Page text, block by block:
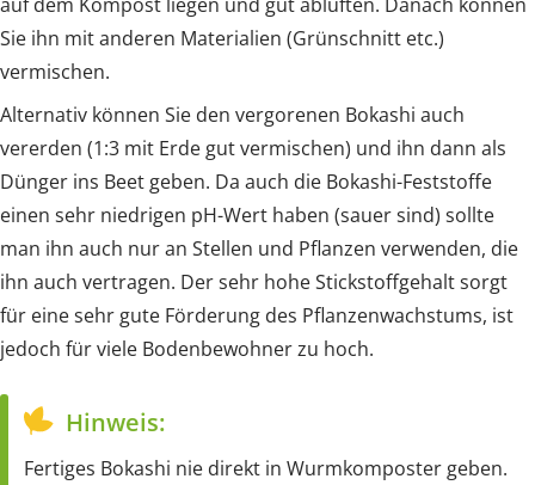
auf dem Kompost liegen und gut ablüften. Danach können
Sie ihn mit anderen Materialien (Grünschnitt etc.)
vermischen.
Alternativ können Sie den vergorenen Bokashi auch
vererden (1:3 mit Erde gut vermischen) und ihn dann als
Dünger ins Beet geben. Da auch die Bokashi-Feststoffe
einen sehr niedrigen pH-Wert haben (sauer sind) sollte
man ihn auch nur an Stellen und Pflanzen verwenden, die
ihn auch vertragen. Der sehr hohe Stickstoffgehalt sorgt
für eine sehr gute Förderung des Pflanzenwachstums, ist
jedoch für viele Bodenbewohner zu hoch.
Hinweis:
Fertiges Bokashi nie direkt in Wurmkomposter geben.